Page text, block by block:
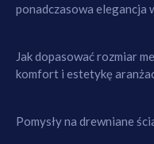
ponadczasowa elegancja
Jak dopasować rozmiar
komfort i estetykę
Pomysły na drewniane